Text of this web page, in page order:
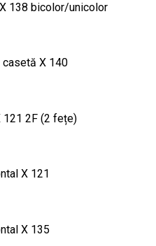
138 bicolor/unicolor
casetă X 140
121 2F (2 fețe)
X 121
X 135